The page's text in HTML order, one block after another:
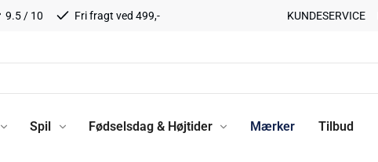
9.5 / 10 Fri fragt ved 499,- KUNDESERVICE
Spil Fødselsdag & Højtider Mærker
Tilbud